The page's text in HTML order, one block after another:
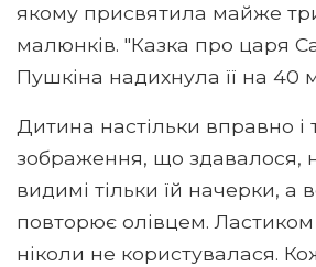
якому присвятила майже
малюнків. "Казка про царя
Пушкіна надихнула її на 40
Дитина настільки вправно і
зображення, що здавалося,
видимі тільки їй начерки, а
повторює олівцем. Ластиком
ніколи не користувалася.